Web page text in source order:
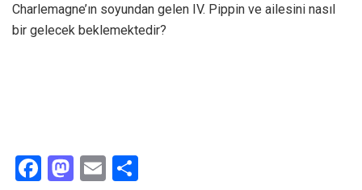
Charlemagne’ın soyundan gelen IV. Pippin ve ailesini nasıl
bir gelecek beklemektedir?
F
M E